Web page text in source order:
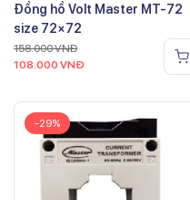
Đồng hồ Volt Master MT-72
size 72×72
158.000VNĐ
108.000 VNĐ
-29%